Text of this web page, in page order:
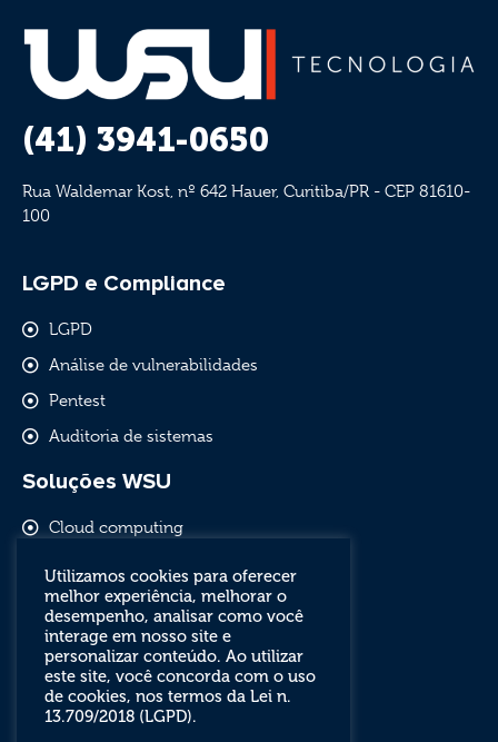
(41) 3941-0650
Rua Waldemar Kost, nº 642 Hauer, Curitiba/PR - CEP 81610-
100
LGPD e Compliance
LGPD
Análise de vulnerabilidades
Pentest
Auditoria de sistemas
Soluções WSU
Cloud computing
Software livre e outsourcing
Segurança de redes
Utilizamos cookies para oferecer
melhor experiência, melhorar o
desempenho, analisar como você
interage em nosso site e
personalizar conteúdo. Ao utilizar
este site, você concorda com o uso
de cookies, nos termos da Lei n.
13.709/2018 (LGPD).